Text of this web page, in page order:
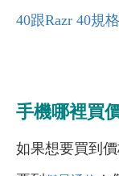
40跟Razr 40規
手機哪裡買
如果想要買到